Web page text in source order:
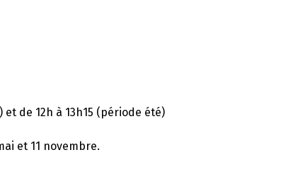
de 12h à 13h15 (période été)
et 11 novembre.